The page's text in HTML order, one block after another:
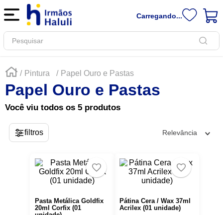
Carregando...
Pesquisar
Pintura Papel Ouro e Pastas
Papel Ouro e Pastas
Você viu todos os 5 produtos
Relevância
Pasta Metálica Goldfix
20ml Corfix (01
Pátina Cera / Wax 37ml
Acrilex (01 unidade)